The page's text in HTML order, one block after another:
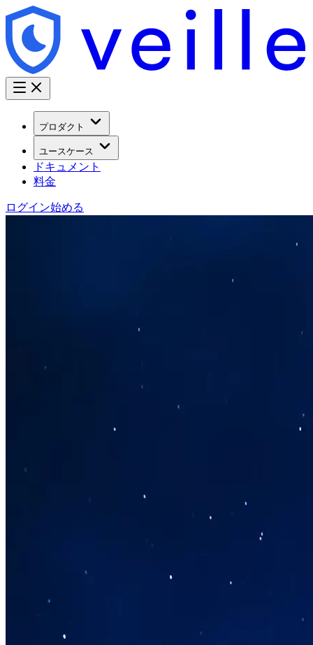
プロダクト
ユースケース
ドキュメント
料金
ログイン始める